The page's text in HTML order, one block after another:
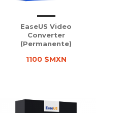
EaseUS Video
Converter
(Permanente)
1100 $MXN